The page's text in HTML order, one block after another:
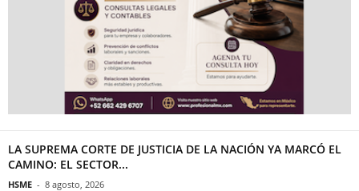
LA SUPREMA CORTE DE JUSTICIA DE LA NACIÓN YA MARCÓ EL
CAMINO: EL SECTOR...
HSME - 8 agosto, 2026